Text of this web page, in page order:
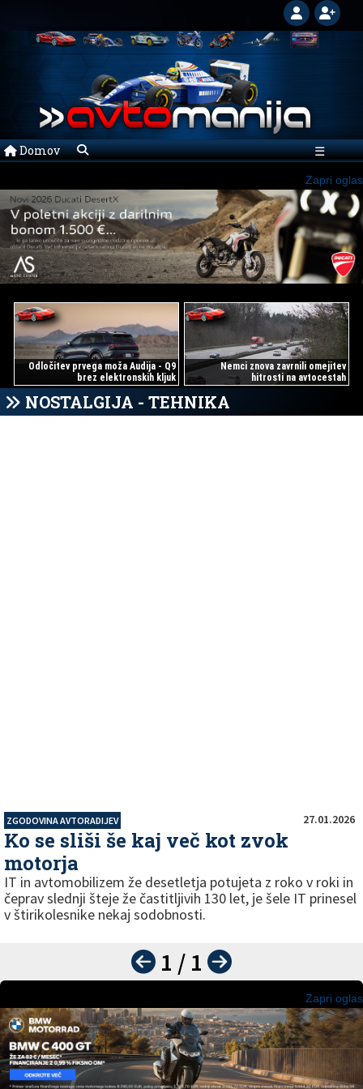
Domov ☰
Zapri oglas
Odločitev prvega moža Audija - Q9
brez elektronskih kljuk
Nemci znova zavrnili omejitev
hitrosti na avtocestah
NOSTALGIJA - TEHNIKA
ZGODOVINA AVTORADIJEV 27.01.2026
Ko se sliši še kaj več kot zvok
motorja
IT in avtomobilizem že desetletja potujeta z roko v roki in
čeprav slednji šteje že častitljivih 130 let, je šele IT prinesel
v štirikolesnike nekaj sodobnosti.
1 / 1
Zapri oglas